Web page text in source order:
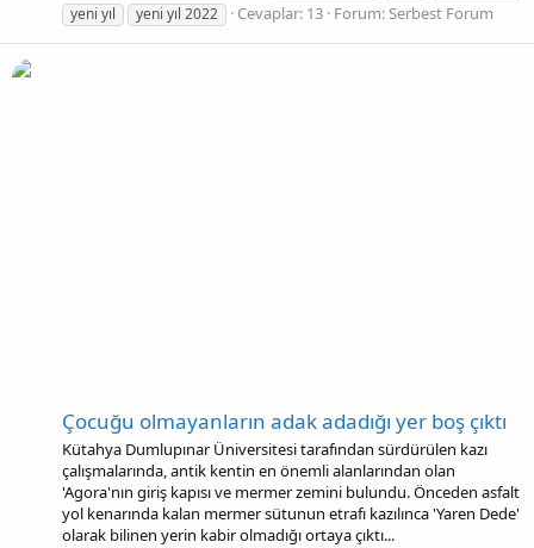
yeni yıl
yeni yıl 2022 Cevaplar: 13 Forum:Serbest Forum
Çocuğu olmayanların adak adadığı yer boş çıktı
Kütahya Dumlupınar Üniversitesi tarafından sürdürülen kazı
çalışmalarında, antik kentin en önemli alanlarından olan
'Agora'nın giriş kapısı ve mermer zemini bulundu. Önceden asfalt
yol kenarında kalan mermer sütunun etrafı kazılınca 'Yaren Dede'
olarak bilinen yerin kabir olmadığı ortaya çıktı...